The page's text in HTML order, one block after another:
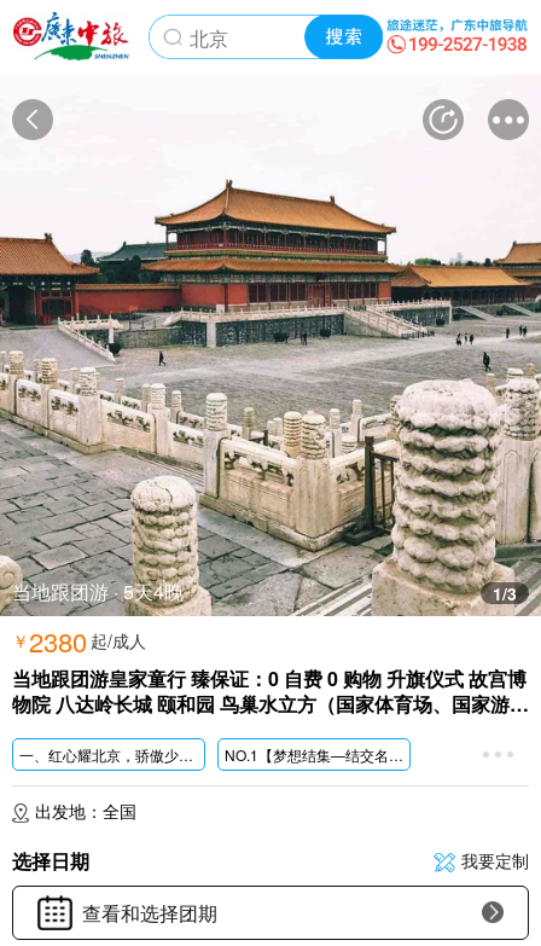
1/3
当地跟团游 · 5天4晚
￥2380 起/成人
当地跟团游皇家童行 臻保证：0 自费 0 购物 升旗仪式 故宫博
物院 八达岭长城 颐和园 鸟巢水立方（国家体育场、国家游泳
一、红心耀北京，骄傲少年行 NO.1【梦想结集—结交名校高才生】“心怀天下，迈向大学”，零距离聆听学霸“新”声。
NO.2【匠心精神—
NO.6【八达岭长城】-登长城，做好汉，放飞梦想;古老中华民族文化和智慧结晶，彰显血脉传承和民族精神。 NO.7【探索科技奥秘-中国科学技术博物馆】科技兴国，民族复兴，中国梦。
出发地：全国
选择日期 我要定制
查看和选择团期